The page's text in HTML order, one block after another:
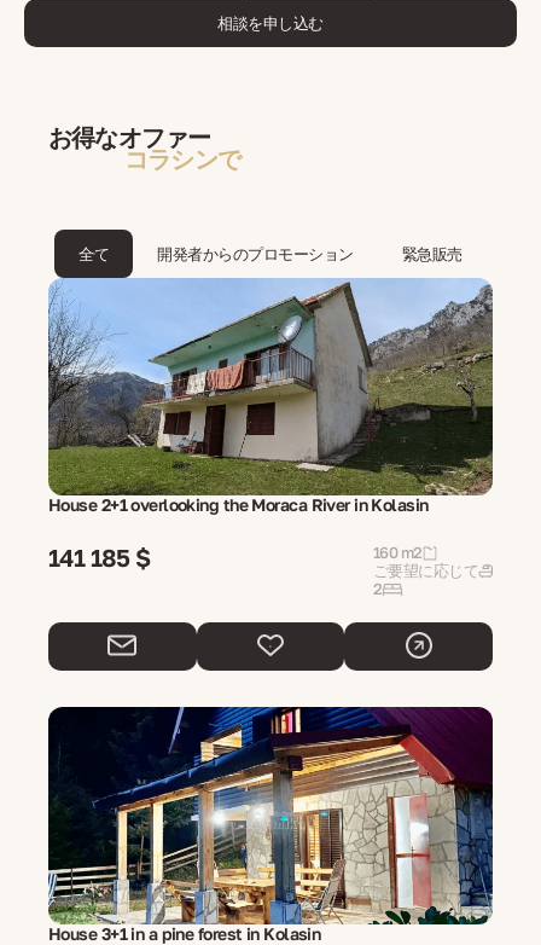
相談を申し込む
お得なオファー
コラシンで
全て 開発者からのプロモーション 緊急販売
House 2+1 overlooking the Moraca River in Kolasin
141 185 $
160 m2
ご要望に応じて
2
House 3+1 in a pine forest in Kolasin